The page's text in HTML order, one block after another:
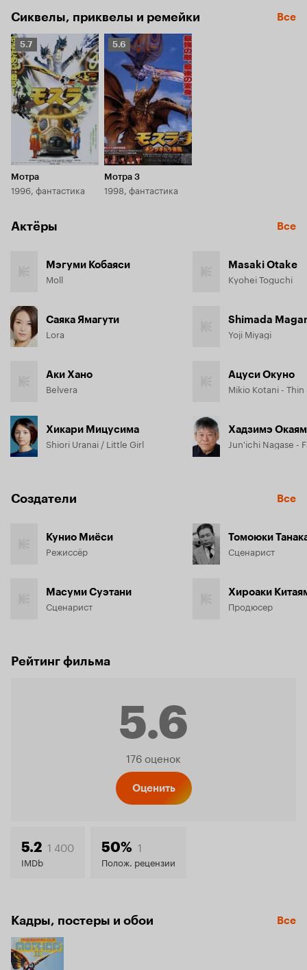
Сиквелы, приквелы и ремейки Все
Рейтинг
Кинопоиска
5.7
5.7
Мотра
1996, фантастика
Рейтинг
Кинопоиска
5.6
5.6
Мотра 3
1998, фантастика
Актёры Все
Мэгуми Кобаяси
Moll
Саяка Ямагути
Lora
Аки Хано
Belvera
Хикари Мицусима
Shiori Uranai / Little Girl
Masaki Otake
Kyohei Toguchi
Shimada
Yoji Miyagi
Ацуси Окуно
Mikio Kotani -
Хадзимэ
Jun'ichi Nagase -
Создатели Все
Кунио Миёси
Режиссёр
Масуми Суэтани
Сценарист
Томоюки
Сценарист
Хироаки
Продюсер
Рейтинг фильма
5.6
Рейтинг
5.6
176 оценок
Оценить
5.2 1 400
IMDb
50% 1
Полож. рецензии
Кадры, постеры и обои Все